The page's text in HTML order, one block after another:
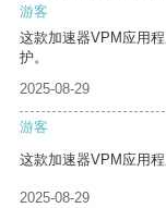
游客
这款加速器VPM应用
护。
2025-08-29
游客
这款加速器VPM应用
2025-08-29